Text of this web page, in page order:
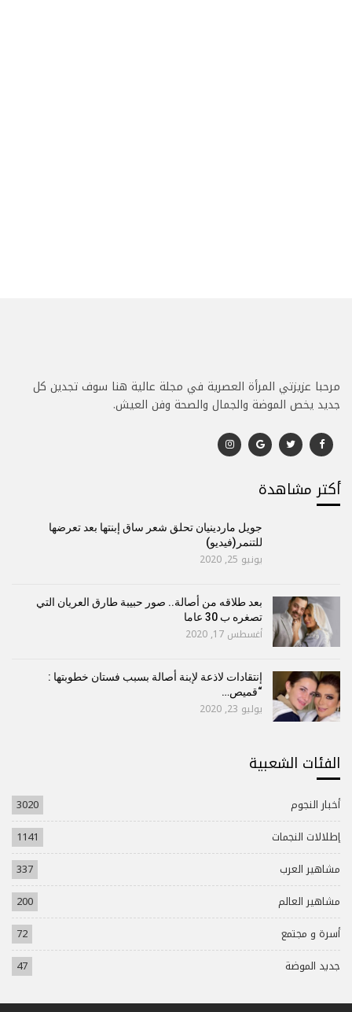
مرحبا عزيزتي المرأة العصرية في مجلة عالية هنا سوف تجدين كل
جديد يخص الموضة والجمال والصحة وفن العيش.
أكتر مشاهدة
جويل ماردينيان تحلق شعر ساق إبنتها بعد تعرضها
للتنمر(فيديو)
يونيو 25, 2020
بعد طلاقه من أصالة.. صور حبيبة طارق العريان التي
تصغره ب 30 عاما
أغسطس 17, 2020
إنتقادات لاذعة لإبنة أصالة بسبب فستان خطوبتها :
“قميص…
يوليو 23, 2020
الفئات الشعبية
أخبار النجوم
3020
إطلالات النجمات
1141
مشاهير العرب
337
مشاهير العالم
200
أسرة و مجتمع
72
جديد الموضة
47